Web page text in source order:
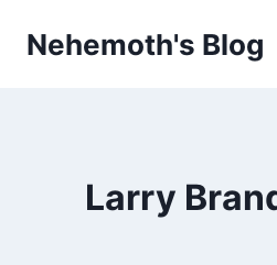
Nehemoth's Blog
Larry